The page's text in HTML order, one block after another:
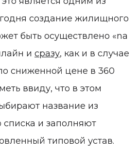
создание жилищного
быть осуществлено «na
и сразу, как и в случае
сниженной цене в 360
ввиду, что в этом
название из
и заполняют
типовой устав.